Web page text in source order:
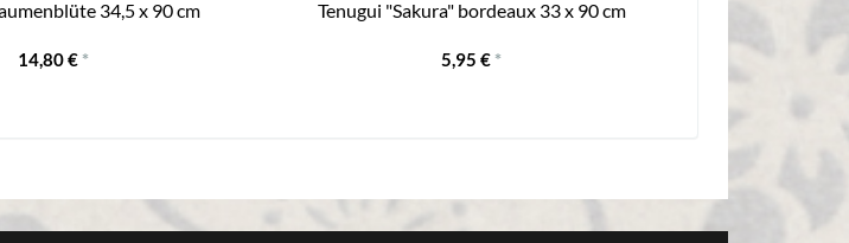
34,5 x 90 cm
14,80 € *
Tenugui "Sakura" bordeaux 33 x 90 cm
5,95 € *